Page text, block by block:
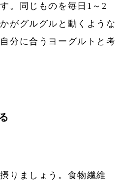
。同じものを毎日1～2
がグルグルと動くような
分に合うヨーグルトと考
りましょう。食物繊維